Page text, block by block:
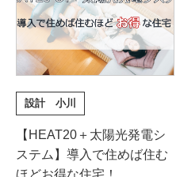
設計 小川
【HEAT20＋太陽光発電シ
ステム】導入で住めば住む
ほどお得な住宅！